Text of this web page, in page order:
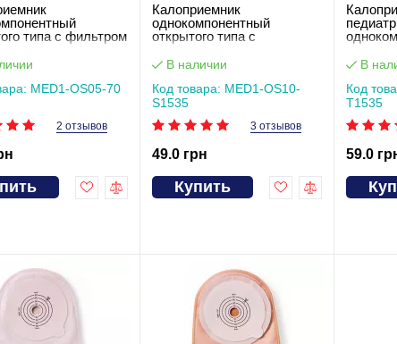
типа с фильтром
70 мм
MED1-OS05-70
2 отзывов
Калоприемник
однокомпонентный
открытого типа с
педиатрическим зажимом,
MED1-OS10-S1535
В наличии
Код товара: MED1-OS10-
S1535
3 отзывов
49.0 грн
Купить
T1535
В
Код
T1535
59.0